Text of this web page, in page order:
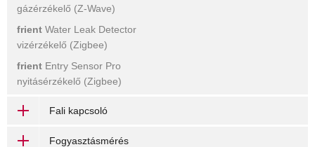
gázérzékelő (Z-Wave)
frient Water Leak Detector
vizérzékelő (Zigbee)
frient Entry Sensor Pro
nyitásérzékelő (Zigbee)
Fali kapcsoló
Fogyasztásmérés